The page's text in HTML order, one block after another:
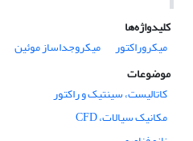
کلیدواژه‌ها
میکروراکتور
میکروجداساز موئین
موضوعات
کاتالیست، سینتیک و راکتور
مکانیک سیالات، CFD